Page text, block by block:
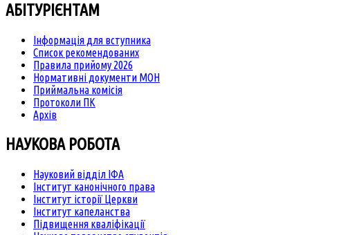
АБІТУРІЄНТАМ
Інформація для вступника
Список рекомендованих
Правила прийому 2026
Нормативні документи МОН
Приймальна комісія
Протоколи ПК
Архів
НАУКОВА РОБОТА
Науковий відділ ІФА
Інститут канонічного права
Інститут історії Церкви
Інститут капеланства
Підвищення кваліфікації